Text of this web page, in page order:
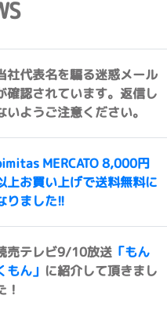
社代表名を騙る迷惑メール
確認されています。返信し
いようご注意ください。
MERCATO 8,000円
上お買い上げで送料無料に
りました!!
売テレビ9/10放送 「もん
もん」 に紹介して頂きまし
！